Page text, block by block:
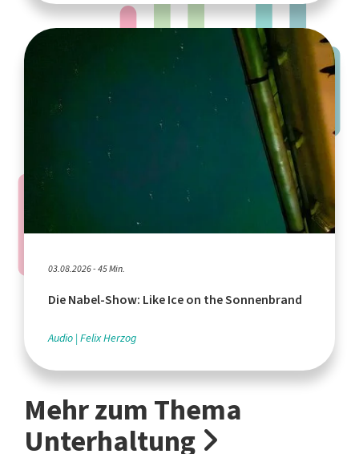
03.08.2026 - 45 Min.
Die Nabel-Show: Like Ice on the Sonnenbrand
Audio Felix Herzog
Mehr zum Thema
Unterhaltung